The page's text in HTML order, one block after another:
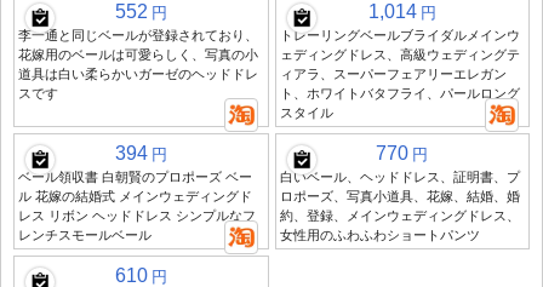
552 円
李一通と同じベールが登録されており、
花嫁用のベールは可愛らしく、写真の小
道具は白い柔らかいガーゼのヘッドドレ
スです
1,014 円
トレーリングベールブライダルメインウ
ェディングドレス、高級ウェディングテ
ィアラ、スーパーフェアリーエレガン
ト、ホワイトバタフライ、パールロング
スタイル
394 円
ベール領収書 白朝賢のプロポーズ ベー
ル 花嫁の結婚式 メインウェディングド
レス リボン ヘッドドレス シンプルなフ
レンチスモールベール
770 円
白いベール、ヘッドドレス、証明書、プ
ロポーズ、写真小道具、花嫁、結婚、婚
約、登録、メインウェディングドレス、
女性用のふわふわショートパンツ
610 円